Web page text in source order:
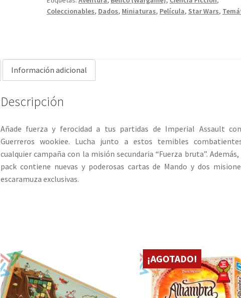
Coleccionables, Dados, Miniaturas, Película, Star Wars,
Información adicional
Descripción
Añade fuerza y ferocidad a tus partidas de Imperial Assault
Guerreros wookiee. Lucha junto a estos temibles
cualquier campaña con la misión secundaria “Fuerza bruta”. Además,
pack contiene nuevas y poderosas cartas de Mando y dos
escaramuza exclusivas.
¡AGOTADO!